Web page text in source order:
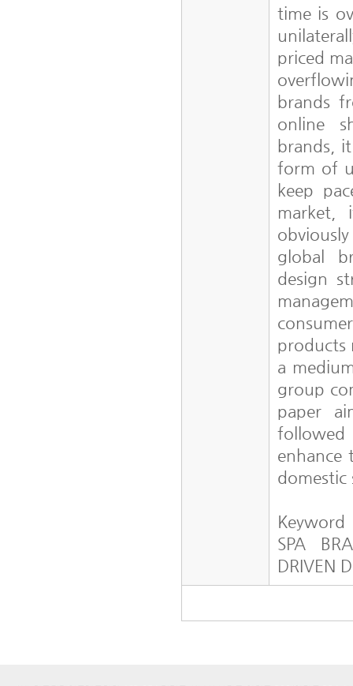
time is
priced
brands
online
brands,
form of
keep
market,
global
design
products
a
group
paper
followed
enhance
Keyword
SPA
DRIVEN